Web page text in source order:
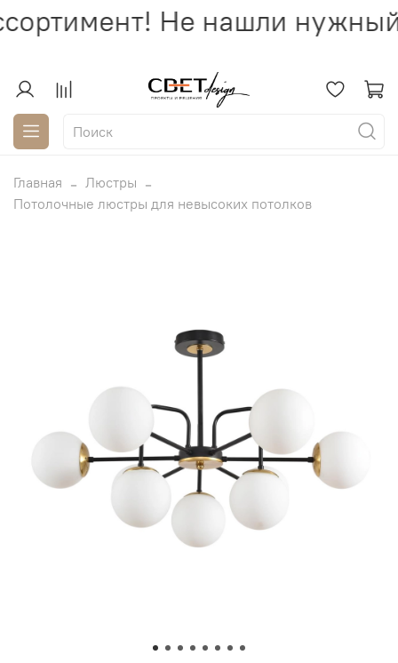
Не нашли
Главная
Люстры
Потолочные люстры для невысоких потолков